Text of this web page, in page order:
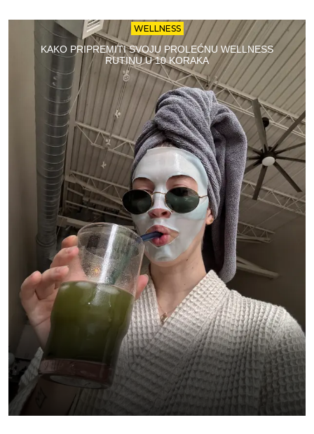
WELLNESS
KAKO PRIPREMITI SVOJU PROLEĆNU WELLNESS
RUTINU U 10 KORAKA